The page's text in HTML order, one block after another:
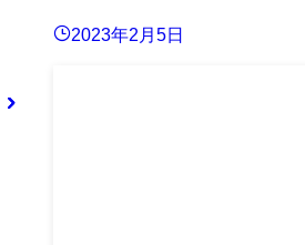
2023年2月5日